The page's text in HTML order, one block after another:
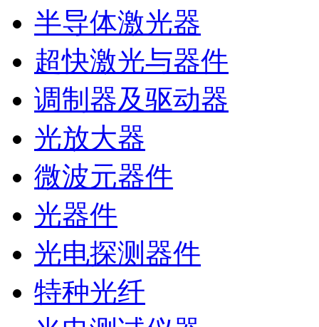
半导体激光器
超快激光与器件
调制器及驱动器
光放大器
微波元器件
光器件
光电探测器件
特种光纤